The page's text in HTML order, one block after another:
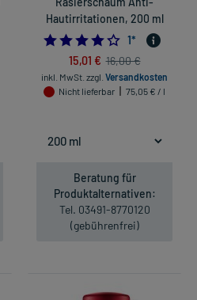
Hautirritationen, 200 ml
4.0
1*
15,01 € 16,00 €
inkl. MwSt. zzgl. Versandkosten
Nicht lieferbar
75,05 € / l
Beratung für
Produktalternativen:
Tel. 03491-8770120
(gebührenfrei)